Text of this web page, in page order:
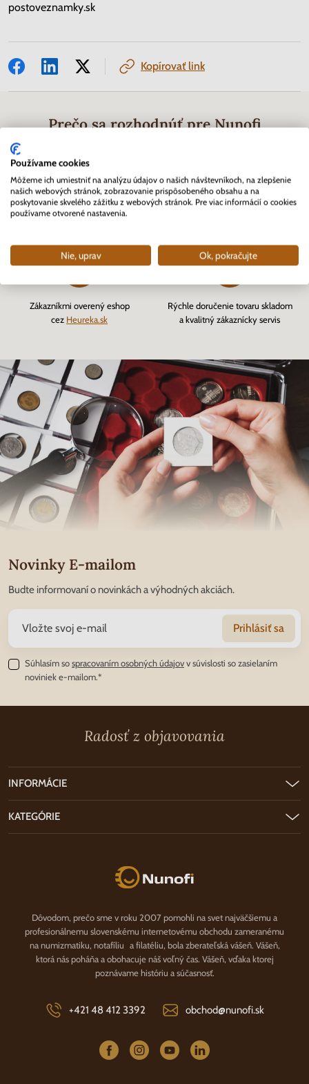
postoveznamky.sk
Kopírovať link
Prečo sa rozhodnúť pre Nunofi
Prvý profesionálny eshop
pre zberateľov na Slovensku
Viac ako 82 000
Zákazníkmi overený eshop
cez Heureka.sk
Rýchle doručenie tovaru skladom
a kvalitný zákaznícky servis
Novinky E-mailom
Budte informovaní o novinkách a výhodných akciách.
Prihlásiť sa
Súhlasím sospracovaním osobných údajovv súvislosti so zasielaním
noviniek e-mailom.*
Radosť z objavovania
Nunofi.sk
Dôvodom, prečo sme v roku 2007 pomohli na svet najväčšiemu a
profesionálnemu slovenskému internetovému obchodu zameranému
na numizmatiku, notafíliu a filatéliu, bola zberateľská vášeň. Vášeň,
ktorá nás poháňa a obohacuje náš voľný čas. Vášeň, vďaka ktorej
poznávame históriu a súčasnosť.
+421 48 412 3392 obchod@nunofi.sk
INFORMÁCIE
KATEGÓRIE
Používame cookies
Môžeme ich umiestniť na analýzu údajov o našich návštevníkoch, na zlepšenie
našich webových stránok, zobrazovanie prispôsobeného obsahu a na
poskytovanie skvelého zážitku z webových stránok. Pre viac informácií o cookies
používame otvorené nastavenia.
Nie, uprav Ok, pokračujte